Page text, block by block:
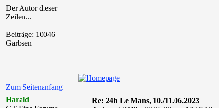
Der Autor dieser
Zeilen...
Beiträge: 10046
Garbsen
Zum Seitenanfang
Harald
Re: 24h Le Mans, 10./11.06.2023